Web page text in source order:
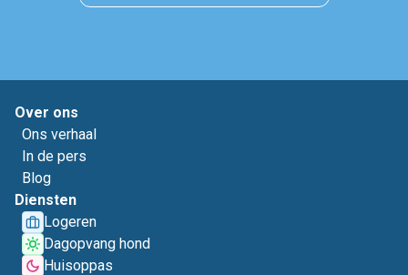
Over ons
Ons verhaal
In de pers
Blog
Diensten
Logeren
Dagopvang hond
Huisoppas